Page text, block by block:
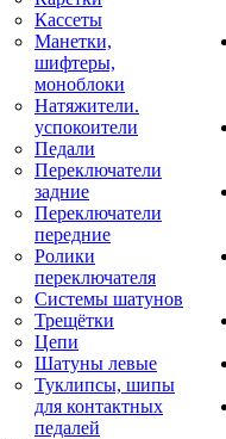
Кассеты
Манетки,
шифтеры,
моноблоки
Натяжители.
успокоители
Педали
Переключатели
задние
Переключатели
передние
Ролики
переключателя
Системы шатунов
Трещётки
Цепи
Шатуны левые
Туклипсы, шипы
для контактных
педалей